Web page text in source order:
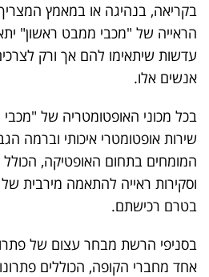
בקריאה, בנהיגה או במאמץ
הראייה של "מכבי ממבט ראשון"
עדשות שיתאימו להם אך ורק
אנשים אלו.
בכל מכוני האופטומטריה של
שירות אופטומטרי איכותי וברמה
המומחים בתחום האופטיקה, הכולל
וסקירות ראייה להתאמה מירבית
בטרם רכישתם.
בסניפי הרשת מבחר עצום של
אחד מחברי הקופה, הכוללים